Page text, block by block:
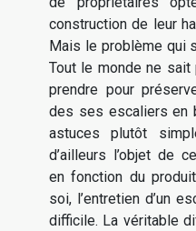
construction de leur
Mais le problème qui
Tout le monde ne sait
prendre pour
des ses escaliers en
astuces plutôt
d’ailleurs l’objet de
en fonction du
soi, l’entretien d’un
difficile. La véritable